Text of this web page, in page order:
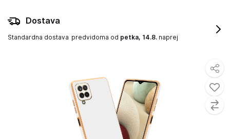
Dostava
Standardna dostava predvidoma od petka, 14.8. naprej